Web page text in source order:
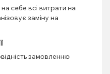
себе всі витрати на
заміну на
замовленню